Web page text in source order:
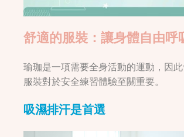
舒適的服裝：讓身體自由呼
瑜珈是一項需要全身活動的運動，因
服裝對於安全練習體驗至關重要。
吸濕排汗是首選